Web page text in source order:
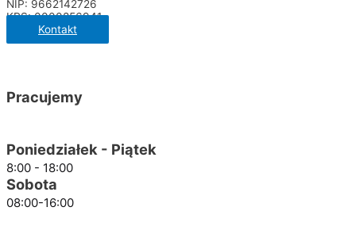
NIP: 9662142726
KRS: 0000856941
Kontakt
Pracujemy
Poniedziałek - Piątek
8:00 - 18:00
Sobota
08:00-16:00